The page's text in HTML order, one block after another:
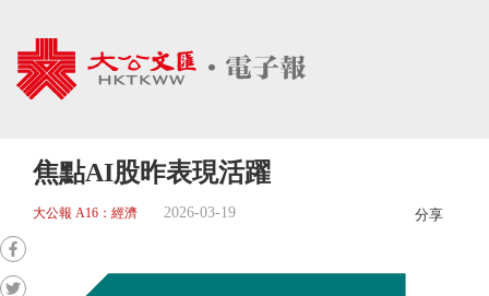
焦點AI股昨表現活躍
大公報 A16：經濟 2026-03-19 分享